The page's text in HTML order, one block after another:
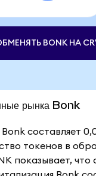
BONK НА
рынка Bonk
составляет
токенов в
показывает, что